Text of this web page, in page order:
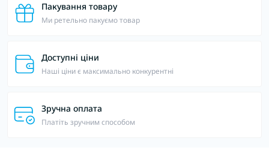
Пакування товару
Ми ретельно пакуємо товар
Доступні ціни
Наші ціни є максимально конкурентні
Зручна оплата
Платіть зручним способом